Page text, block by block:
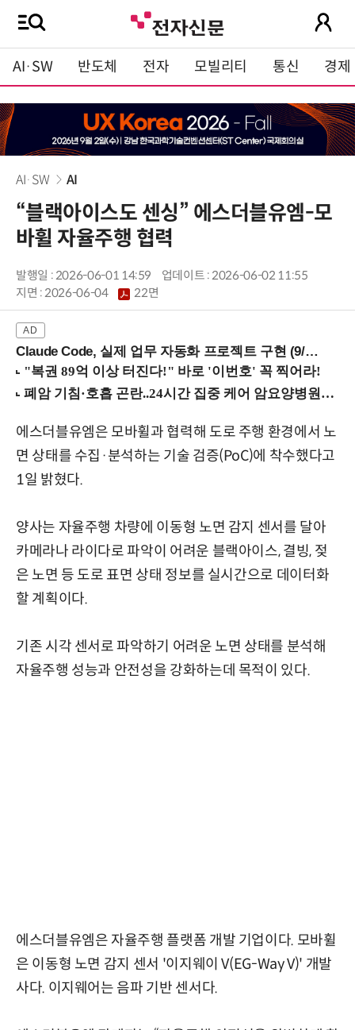
AI·SW 반도체 전자 모빌리티 통신 경제
AI·SW AI
“블랙아이스도 센싱” 에스더블유엠-모
바휠 자율주행 협력
발행일 : 2026-06-01 14:59
업데이트 : 2026-06-02 11:55
지면 :2026-06-04 22면
Claude Code, 실제 업무 자동화 프로젝트 구현 (9/16 ~17 강남역)
에스더블유엠은 모바휠과 협력해 도로 주행 환경에서 노
면 상태를 수집·분석하는 기술 검증(PoC)에 착수했다고
1일 밝혔다.
양사는 자율주행 차량에 이동형 노면 감지 센서를 달아
카메라나 라이다로 파악이 어려운 블랙아이스, 결빙, 젖
은 노면 등 도로 표면 상태 정보를 실시간으로 데이터화
할 계획이다.
기존 시각 센서로 파악하기 어려운 노면 상태를 분석해
자율주행 성능과 안전성을 강화하는데 목적이 있다.
에스더블유엠은 자율주행 플랫폼 개발 기업이다. 모바휠
은 이동형 노면 감지 센서 '이지웨이 V(EG-Way V)' 개발
사다. 이지웨어는 음파 기반 센서다.